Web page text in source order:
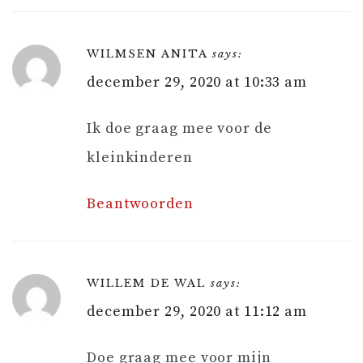
WILMSEN ANITA says:
december 29, 2020 at 10:33 am
Ik doe graag mee voor de
kleinkinderen
Beantwoorden
WILLEM DE WAL says:
december 29, 2020 at 11:12 am
Doe graag mee voor mijn